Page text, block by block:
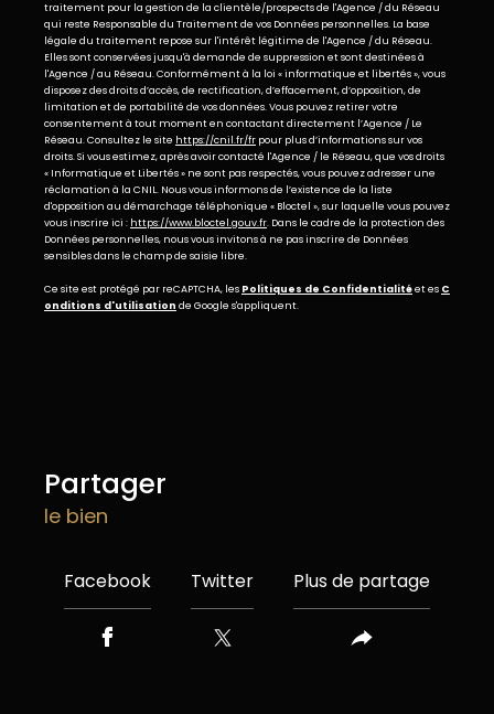
traitement pour la gestion de la clientèle/prospects de l'Agence / du Réseau
qui reste Responsable du Traitement de vos Données personnelles. La base
légale du traitement repose sur l'intérêt légitime de l'Agence / du Réseau.
Elles sont conservées jusqu'à demande de suppression et sont destinées à
l'Agence / au Réseau. Conformément à la loi « informatique et libertés », vous
disposez des droits d’accès, de rectification, d’effacement, d’opposition, de
limitation et de portabilité de vos données. Vous pouvez retirer votre
consentement à tout moment en contactant directement l’Agence / Le
Réseau. Consultez le site https://cnil.fr/fr pour plus d’informations sur vos
droits. Si vous estimez, après avoir contacté l'Agence / le Réseau, que vos droits
« Informatique et Libertés » ne sont pas respectés, vous pouvez adresser une
réclamation à la CNIL. Nous vous informons de l’existence de la liste
d'opposition au démarchage téléphonique « Bloctel », sur laquelle vous pouvez
vous inscrire ici : https://www.bloctel.gouv.fr. Dans le cadre de la protection des
Données personnelles, nous vous invitons à ne pas inscrire de Données
sensibles dans le champ de saisie libre.
Ce site est protégé par reCAPTCHA, les Politiques de Confidentialitéet es C
onditions d'utilisation de Google s'appliquent.
partager
le bien
Facebook Twitter Plus de partage